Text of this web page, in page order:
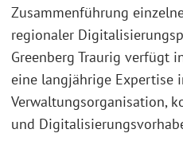
Zusammenführung
regionaler
Greenberg Traurig verfügt
eine langjährige Expertise
Verwaltungsorganisation,
und